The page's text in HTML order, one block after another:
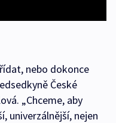
nebo dokonce
České
„Chceme, aby
univerzálnější, nejen